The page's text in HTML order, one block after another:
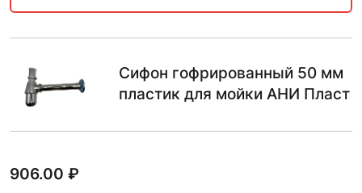
Сифон гофрированный 50 мм
пластик для мойки АНИ Пласт
906.00 ₽